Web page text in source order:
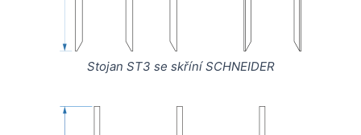
Stojan ST3 se skříní SCHNEIDER